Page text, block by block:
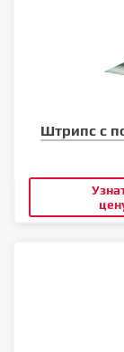
Штрипс с